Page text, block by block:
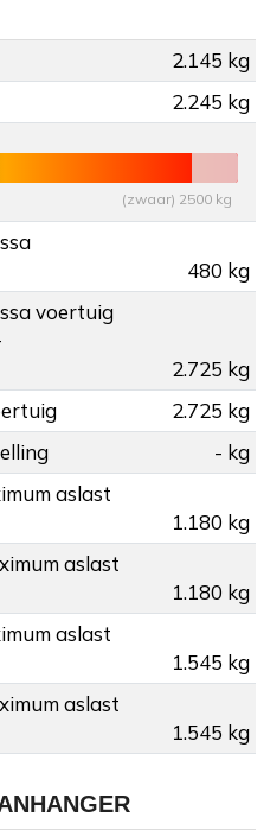
2.145 kg
2.245 kg
(zwaar) 2500 kg
480 kg
voertuig
2.725 kg
2.725 kg
- kg
aslast
1.180 kg
aslast
1.180 kg
aslast
1.545 kg
aslast
1.545 kg